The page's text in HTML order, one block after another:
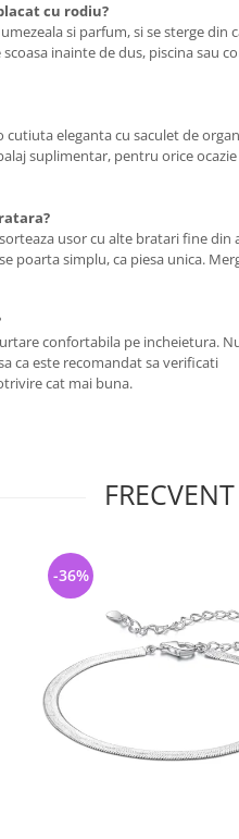
cu rodiu?
si parfum, si se sterge din
inainte de dus, piscina sau
eleganta cu saculet de
suplimentar, pentru orice ocazie
usor cu alte bratari fine din
poarta simplu, ca piesa unica.
confortabila pe incheietura.
ca este recomandat sa verificati
cat mai buna.
-36%